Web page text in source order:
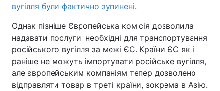
вугілля були фактично зупинені.
Однак пізніше Європейська комісія дозволила
надавати послуги, необхідні для транспортування
російського вугілля за межі ЄС. Країни ЄС як і
раніше не можуть імпортувати російське вугілля,
але європейським компаніям тепер дозволено
відправляти товар в треті країни, зокрема в Азію.